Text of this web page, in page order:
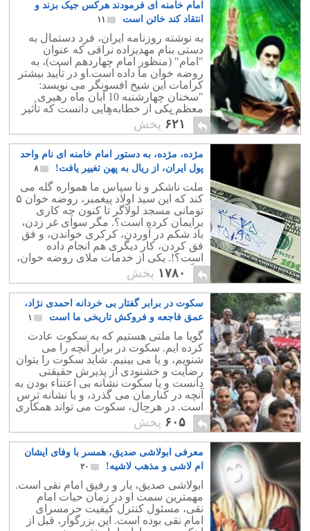
امام خامنه ای فرمودند هرکس جیک بزند و
انتقاد کند خائن است
۱۱
به نوشته روزنامه ایران، فرد دستمال به
دستی بنام مهدیزاده نراقی که عنوان
"امام" (منظور امام چهاردهم است)، به
روضه خوان ما داده است.او در تأیید بیشتر
کرامات این شیخ افسونگر می نویسد:
‫"‬سخنان چهارشنبه 10 آبان ماه رهبری
معظم یکی از خطابه‌هایی دانست که تأثیر
و نفوذ آن در ماه‌های آینده مشخص خواهد
شد.
۶۲۱ پخش
مژده، مژده، به دستور امام خامنه ای نام واحد
پول ایران، از ریال به پهن تغییر یافت!
۸
ملت ناشکر و نا سپاس ما همواره گله می
کند که این سید اولاد پیغمبر، روضه خوان ۵
تومانی مسجد لولاگر تا کنون چه کاری
برایمان کرده است؟. مگر سوای غر زدن،
باد شکم در آوردن، کرکری خواندن، و فق
فق کردن، کار دیگری هم انجام داده
است؟!. یکی از خدمات ملای روضه خوان،
برگزیدن م‍حمودجان تر خلاص زن معروف
بود.
۱۷۸۰ پخش
سکوت در برابر گفتار بی خردانه احمدی نژاد،
عمق فاجعه و فروکش تاریخی ما است
۱
گویا ما ملتی هستیم که به سکوت عادت
کرده ایم. سکوت در برابر آنچه را می
شنویم، و یا می بینیم. شاید سکوت را بتوان
رضایت و خشنودی از پذیرش حقیقتی
دانست و یا سکوت نشانه بی اعتناء بودن به
آنچه در کنارمان می گذرد، و یا نشانه ترس
است. در هرحال، سکوت می تواند همکاری
و همراهی با آن به شمار رود.
۶۰۵ پخش
معرفی ابولاشی صدیق، همسر با وفای ایشان
ام لاشی و مذهب لاشیه!
۲۰
ابولاشی صدیق، یار و رفیق امام نقی است.
مهمترین سمت او در زمان حیات امام
نقی، مسئول کنترل کیفیت حرمسرای
امام نقی بوده است. این بزرگوار، قبل از